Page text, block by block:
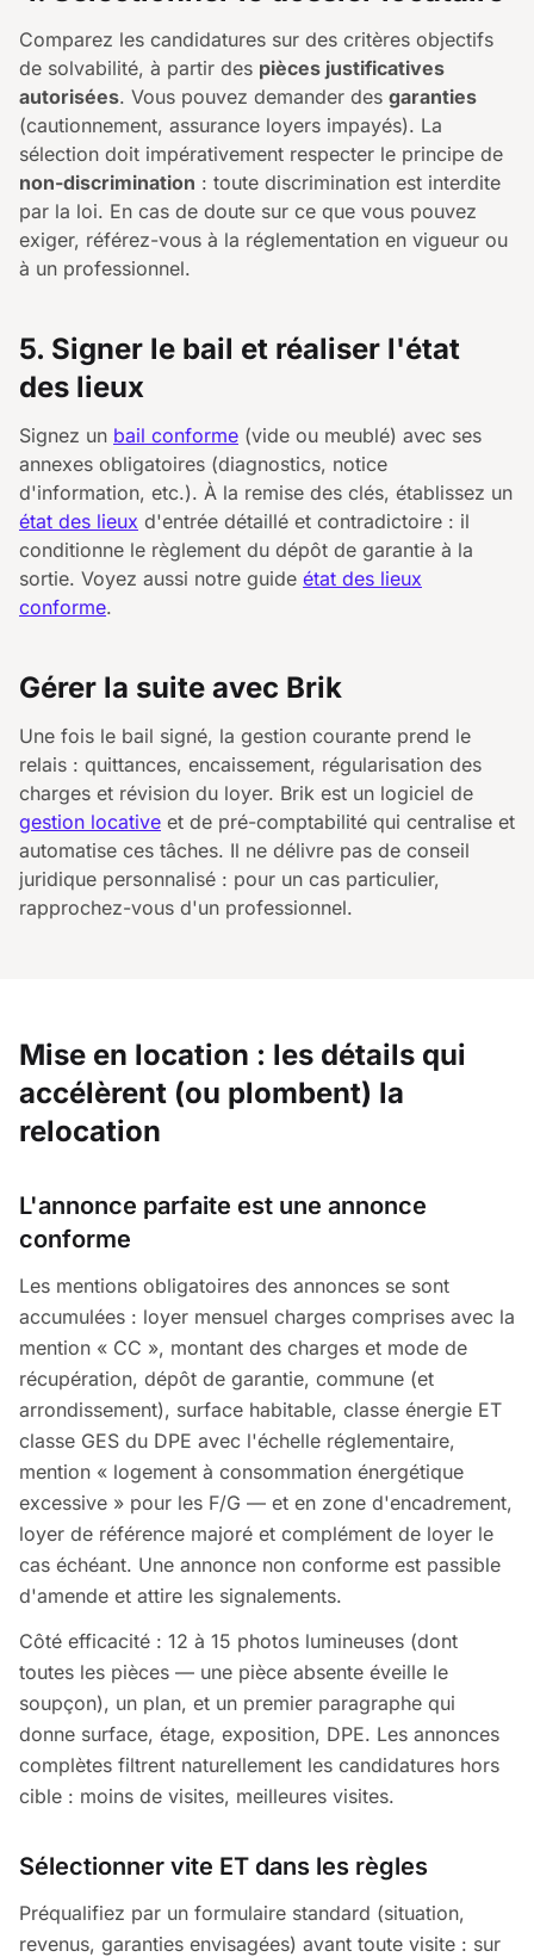
Comparez les candidatures sur des critères objectifs
de solvabilité, à partir des pièces justificatives
autorisées. Vous pouvez demander des garanties
(cautionnement, assurance loyers impayés). La
sélection doit impérativement respecter le principe de
non-discrimination : toute discrimination est interdite
par la loi. En cas de doute sur ce que vous pouvez
exiger, référez-vous à la réglementation en vigueur ou
à un professionnel.
5. Signer le bail et réaliser l'état
des lieux
Signez un bail conforme (vide ou meublé) avec ses
annexes obligatoires (diagnostics, notice
d'information, etc.). À la remise des clés, établissez un
état des lieux d'entrée détaillé et contradictoire : il
conditionne le règlement du dépôt de garantie à la
sortie. Voyez aussi notre guide état des lieux
conforme.
Gérer la suite avec Brik
Une fois le bail signé, la gestion courante prend le
relais : quittances, encaissement, régularisation des
charges et révision du loyer. Brik est un logiciel de
gestion locative et de pré-comptabilité qui centralise et
automatise ces tâches. Il ne délivre pas de conseil
juridique personnalisé : pour un cas particulier,
rapprochez-vous d'un professionnel.
Mise en location : les détails qui
accélèrent (ou plombent) la
relocation
L'annonce parfaite est une annonce
conforme
Les mentions obligatoires des annonces se sont
accumulées : loyer mensuel charges comprises avec la
mention « CC », montant des charges et mode de
récupération, dépôt de garantie, commune (et
arrondissement), surface habitable, classe énergie ET
classe GES du DPE avec l'échelle réglementaire,
mention « logement à consommation énergétique
excessive » pour les F/G — et en zone d'encadrement,
loyer de référence majoré et complément de loyer le
cas échéant. Une annonce non conforme est passible
d'amende et attire les signalements.
Côté efficacité : 12 à 15 photos lumineuses (dont
toutes les pièces — une pièce absente éveille le
soupçon), un plan, et un premier paragraphe qui
donne surface, étage, exposition, DPE. Les annonces
complètes filtrent naturellement les candidatures hors
cible : moins de visites, meilleures visites.
Sélectionner vite ET dans les règles
Préqualifiez par un formulaire standard (situation,
revenus, garanties envisagées) avant toute visite : sur